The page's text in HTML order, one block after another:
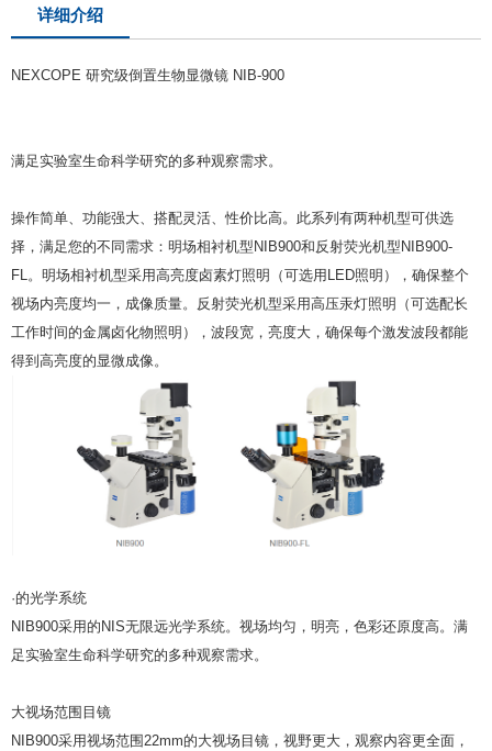
详细介绍
NEXCOPE 研究级倒置生物显微镜 NIB-900
满足实验室生命科学研究的多种观察需求。
操作简单、功能强大、搭配灵活、性价比高。此系列有两种机型可供选
择，满足您的不同需求：明场相衬机型NIB900和反射荧光机型NIB900-
FL。明场相衬机型采用高亮度卤素灯照明（可选用LED照明），确保整个
视场内亮度均一，成像质量。反射荧光机型采用高压汞灯照明（可选配长
工作时间的金属卤化物照明），波段宽，亮度大，确保每个激发波段都能
得到高亮度的显微成像。
·的光学系统
NIB900采用的NIS无限远光学系统。视场均匀，明亮，色彩还原度高。满
足实验室生命科学研究的多种观察需求。
大视场范围目镜
NIB900采用视场范围22mm的大视场目镜，视野更大，观察内容更全面，